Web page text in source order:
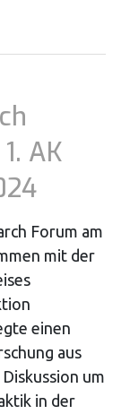
AK
Forum am
mit der
einen
aus
um
in der